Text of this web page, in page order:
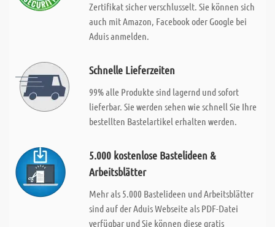
Zertifikat sicher verschlusselt. Sie können sich
auch mit Amazon, Facebook oder Google bei
Aduis anmelden.
Schnelle Lieferzeiten
99% alle Produkte sind lagernd und sofort
lieferbar. Sie werden sehen wie schnell Sie Ihre
bestellten Bastelartikel erhalten werden.
5.000 kostenlose Bastelideen &
Arbeitsblätter
Mehr als 5.000 Bastelideen und Arbeitsblätter
sind auf der Aduis Webseite als PDF-Datei
verfügbar und Sie können diese gratis